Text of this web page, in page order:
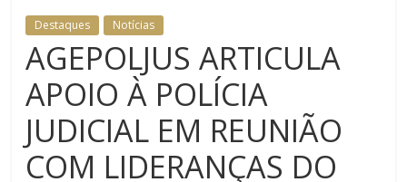
Destaques Notícias
AGEPOLJUS ARTICULA
APOIO À POLÍCIA
JUDICIAL EM REUNIÃO
COM LIDERANÇAS DO